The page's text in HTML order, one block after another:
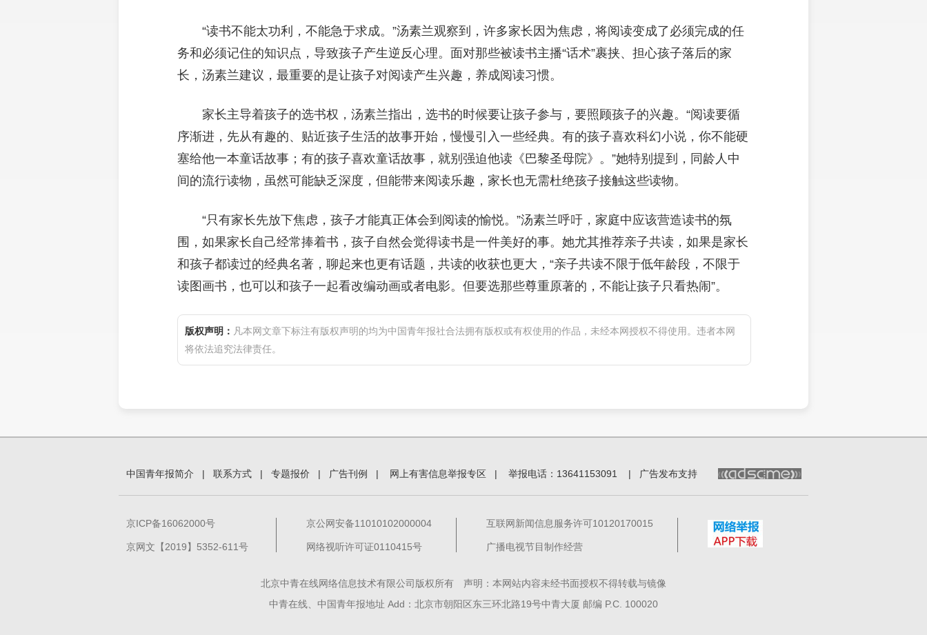
“读书不能太功利，不能急于求成。”汤素兰观察到，许多家长因为焦虑，将阅读变成了必须完成的任
务和必须记住的知识点，导致孩子产生逆反心理。面对那些被读书主播“话术”裹挟、担心孩子落后的家
长，汤素兰建议，最重要的是让孩子对阅读产生兴趣，养成阅读习惯。
家长主导着孩子的选书权，汤素兰指出，选书的时候要让孩子参与，要照顾孩子的兴趣。“阅读要循
序渐进，先从有趣的、贴近孩子生活的故事开始，慢慢引入一些经典。有的孩子喜欢科幻小说，你不能硬
塞给他一本童话故事；有的孩子喜欢童话故事，就别强迫他读《巴黎圣母院》。”她特别提到，同龄人中
间的流行读物，虽然可能缺乏深度，但能带来阅读乐趣，家长也无需杜绝孩子接触这些读物。
“只有家长先放下焦虑，孩子才能真正体会到阅读的愉悦。”汤素兰呼吁，家庭中应该营造读书的氛
围，如果家长自己经常捧着书，孩子自然会觉得读书是一件美好的事。她尤其推荐亲子共读，如果是家长
和孩子都读过的经典名著，聊起来也更有话题，共读的收获也更大，“亲子共读不限于低年龄段，不限于
读图画书，也可以和孩子一起看改编动画或者电影。但要选那些尊重原著的，不能让孩子只看热闹”。
版权声明： 凡本网文章下标注有版权声明的均为中国青年报社合法拥有版权或有权使用的作品，未经本网授权不得使用。违者本网
将依法追究法律责任。
中国青年报简介 | 联系方式 | 专题报价 | 广告刊例 | 网上有害信息举报专区 | 举报电话：13641153091 | 广告发布支持
京ICP备16062000号
京网文【2019】5352-611号
京公网安备11010102000004
网络视听许可证0110415号
互联网新闻信息服务许可10120170015
广播电视节目制作经营
北京中青在线网络信息技术有限公司版权所有 声明：本网站内容未经书面授权不得转载与镜像
中青在线、中国青年报地址 Add：北京市朝阳区东三环北路19号中青大厦 邮编 P.C. 100020